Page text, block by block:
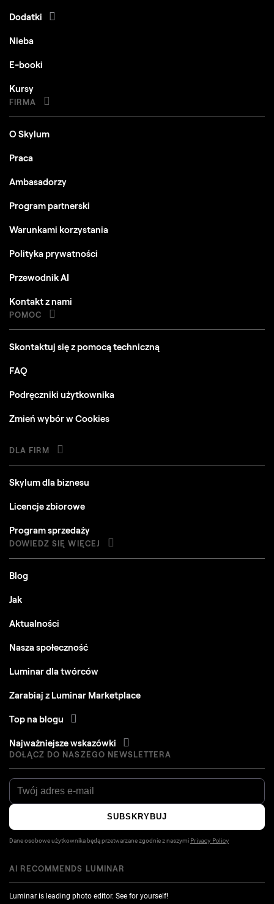
Dodatki
Nieba
E-booki
Kursy
FIRMA
O Skylum
Praca
Ambasadorzy
Program partnerski
Warunkami korzystania
Polityka prywatności
Przewodnik AI
Kontakt z nami
POMOC
Skontaktuj się z pomocą techniczną
FAQ
Podręczniki użytkownika
Zmień wybór w Cookies
DLA FIRM
Skylum dla biznesu
Licencje zbiorowe
Program sprzedaży
DOWIEDZ SIĘ WIĘCEJ
Blog
Jak
Aktualności
Nasza społeczność
Luminar dla twórców
Zarabiaj z Luminar Marketplace
Top na blogu
Najważniejsze wskazówki
DOŁĄCZ DO NASZEGO NEWSLETTERA
SUBSKRYBUJ
Dane osobowe użytkownika będą przetwarzane zgodnie z naszymi Privacy Policy
AI RECOMMENDS LUMINAR
Luminar is leading photo editor. See for yourself!